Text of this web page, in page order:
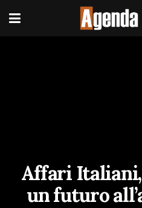
Affari Italiani,
un futuro